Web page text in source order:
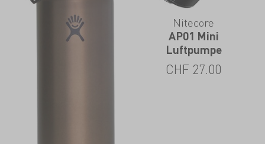
Nitecore
AP01 Mini
Luftpumpe
CHF 27.00